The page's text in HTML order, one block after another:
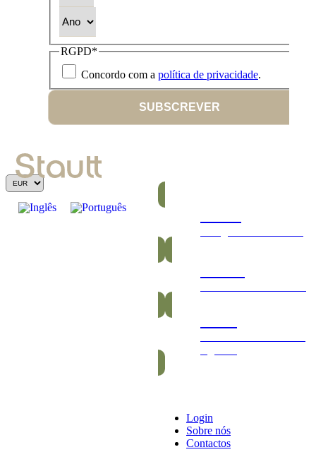
RGPD*
Concordo com a política de privacidade.
SUBSCREVER
Login
Sobre nós
Contactos